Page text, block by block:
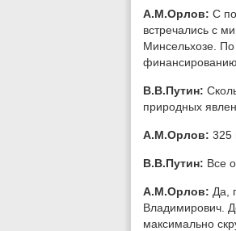
А.М.Орлов: С
встречались с
Минсельхозе.
В.В.Путин:
природных
А.М.Орлов: 325
В.В.Путин: Все
А.М.Орлов: Да,
Владимирович.
максимально